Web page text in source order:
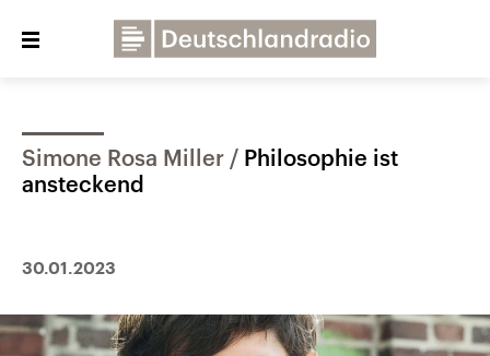
Close
Deutschlandfunk
Deutschlandfunk Nova
Über uns Programme Presse
Simone Rosa Miller
Philosophie ist
ansteckend
30.01.2023